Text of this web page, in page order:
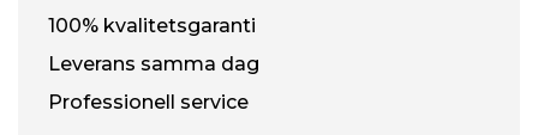
100% kvalitetsgaranti
Leverans samma dag
Professionell service